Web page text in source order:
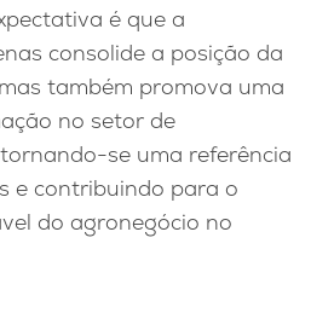
é que a
consolide a posição da
também promova uma
no setor de
se uma referência
e contribuindo para o
do agronegócio no